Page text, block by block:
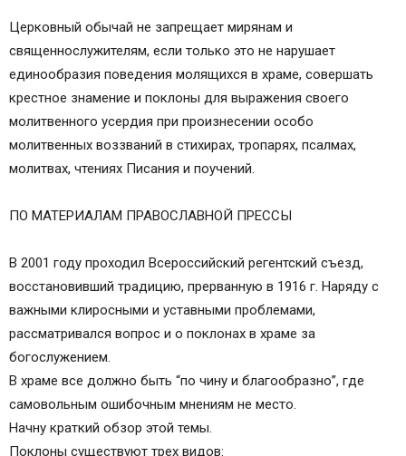
Церковный обычай не запрещает мирянам и
священнослужителям, если только это не нарушает
единообразия поведения молящихся в храме, совершать
крестное знамение и поклоны для выражения своего
молитвенного усердия при произнесении особо
молитвенных воззваний в стихирах, тропарях, псалмах,
молитвах, чтениях Писания и поучений.
ПО МАТЕРИАЛАМ ПРАВОСЛАВНОЙ ПРЕССЫ
В 2001 году проходил Всероссийский регентский съезд,
восстановивший традицию, прерванную в 1916 г. Наряду с
важными клиросными и уставными проблемами,
рассматривался вопрос и о поклонах в храме за
богослужением.
В храме все должно быть “по чину и благообразно”, где
самовольным ошибочным мнениям не место.
Начну краткий обзор этой темы.
Поклоны существуют трех видов: